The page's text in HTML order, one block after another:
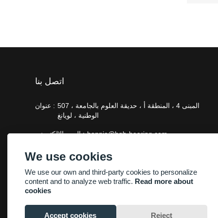
اتصل بنا
عنوان : 507 ، المبنى 4 ، المنطقة أ ، حديقة العلوم بالجامعة
الوطنية ، لويانغ
البريد الإلكتروني : bonnie@hgb-bearing.com
+86-13938815302
We use cookies
We use our own and third-party cookies to personalize
content and to analyze web traffic. Read more about
cookies
Accept cookies Reject